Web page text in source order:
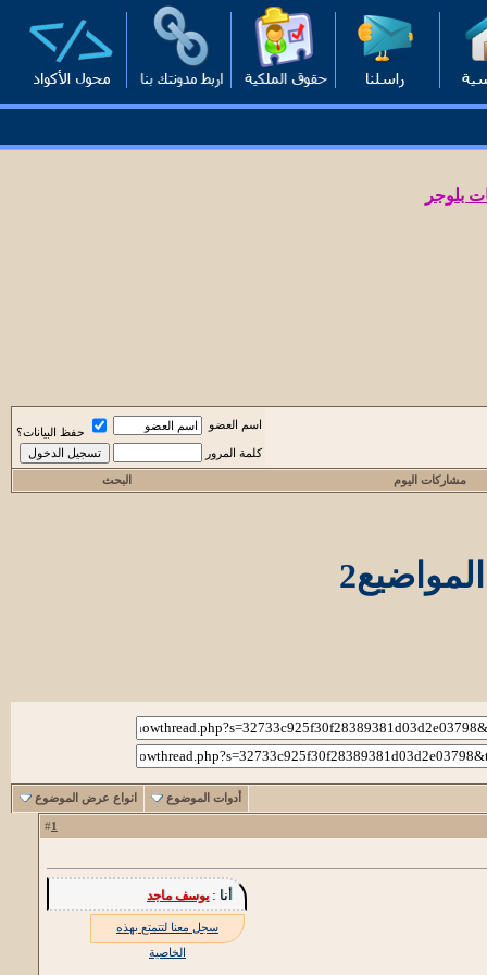
بلوجر
اسم العضو
حفظ البيانات؟
كلمة المرور
مشاركات اليوم البحث
أدوات الموضوع انواع عرض الموضوع
1
أنا :يوسف ماجد
سجل معنا لتتمتع بهذه
الخاصية